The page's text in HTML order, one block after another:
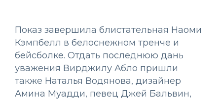
Показ завершила блистательная Наоми
Кэмпбелл в белоснежном тренче и
бейсболке. Отдать последнюю дань
уважения Вирджилу Абло пришли
также Наталья Водянова, дизайнер
Амина Муадди, певец Джей Бальвин,